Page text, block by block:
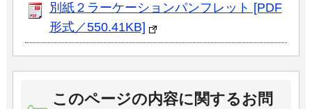
別紙２ラーケーションパンフレット [PDF
形式／550.41KB]
このページの内容に関するお問